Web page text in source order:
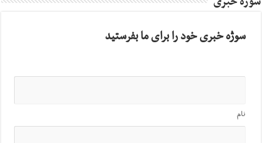
سوژه خبری خود را برای ما بفرستید
نام